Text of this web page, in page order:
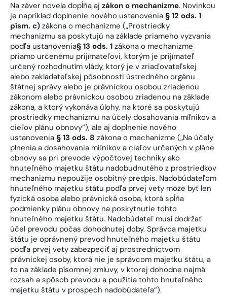
Na záver novela dopĺňa aj zákon o mechanizme. Novinkou
je napríklad doplnenie nového ustanovenia § 12 ods. 1
písm. c) zákona o mechanizme („Prostriedky
mechanizmu sa poskytujú na základe priameho vyzvania
podľa ustanovenia§ 13 ods. 1 zákona o mechanizme
priamo určenému prijímateľovi, ktorým je prijímateľ
určený rozhodnutím vlády, ktorý je v zriaďovateľskej
alebo zakladateľskej pôsobnosti ústredného orgánu
štátnej správy alebo je právnickou osobou zriadenou
zákonom alebo právnickou osobou zriadenou na základe
zákona, a ktorý vykonáva úlohy, na ktoré sa poskytujú
prostriedky mechanizmu na účely dosahovania míľnikov a
cieľov plánu obnovy“), ale aj doplnenie nového
ustanovenia § 13 ods. 8 zákona o mechanizme („Na účely
plnenia a dosahovania míľnikov a cieľov určených v pláne
obnovy sa pri prevode výpočtovej techniky ako
hnuteľného majetku štátu nadobudnutého z prostriedkov
mechanizmu nepoužije osobitný predpis. Nadobúdateľom
hnuteľného majetku štátu podľa prvej vety môže byť len
fyzická osoba alebo právnická osoba, ktorá spĺňa
podmienky plánu obnovy na poskytnutie tohto
hnuteľného majetku štátu. Nadobúdateľ musí dodržať
účel prevodu počas dohodnutej doby. Správca majetku
štátu je oprávnený prevod hnuteľného majetku štátu
podľa prvej vety zabezpečiť aj prostredníctvom
právnickej osoby, ktorá nie je správcom majetku štátu, a
to na základe písomnej zmluvy, v ktorej dohodne najmä
rozsah a spôsob prevodu a použitia tohto hnuteľného
majetku štátu v prospech nadobúdateľa“).